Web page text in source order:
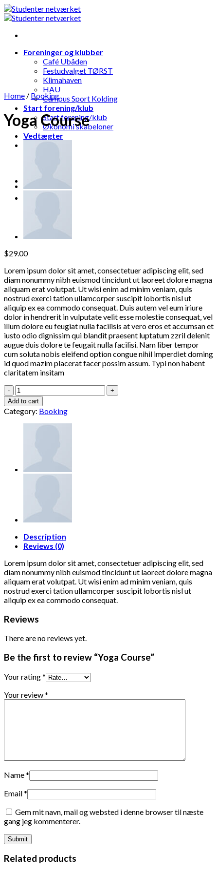
Skip
to
Foreninger og klubber
Café Ubåden
Festudvalget TØRST
Klimahaven
HAU
Campus Sport Kolding
Start forening/klub
Start forening/klub
Økonomi skabeloner
Vedtægter
Home / Booking
Yoga Course
$29.00
Lorem ipsum dolor sit amet, consectetuer adipiscing elit, sed
diam nonummy nibh euismod tincidunt ut laoreet dolore magna
aliquam erat volutpat. Ut wisi enim ad minim veniam, quis
nostrud exerci tation ullamcorper suscipit lobortis nisl ut
aliquip ex ea commodo consequat. Duis autem vel eum iriure
dolor in hendrerit in vulputate velit esse molestie consequat, vel
illum dolore eu feugiat nulla facilisis at vero eros et accumsan et
iusto odio dignissim qui blandit praesent luptatum zzril delenit
augue duis dolore te feugait nulla facilisi. Nam liber tempor
cum soluta nobis eleifend option congue nihil imperdiet doming
id quod mazim placerat facer possim assum. Typi non habent
claritatem insitam
Yoga
Course
quantity
Add to cart
Category: Booking
Description
Reviews (0)
Lorem ipsum dolor sit amet, consectetuer adipiscing elit, sed
diam nonummy nibh euismod tincidunt ut laoreet dolore magna
aliquam erat volutpat. Ut wisi enim ad minim veniam, quis
nostrud exerci tation ullamcorper suscipit lobortis nisl ut
aliquip ex ea commodo consequat.
Reviews
There are no reviews yet.
Be the first to review “Yoga Course”
Your rating*
Your review*
Name*
Email*
Gem mit navn, mail og websted i denne browser til næste
gang jeg kommenterer.
Related products